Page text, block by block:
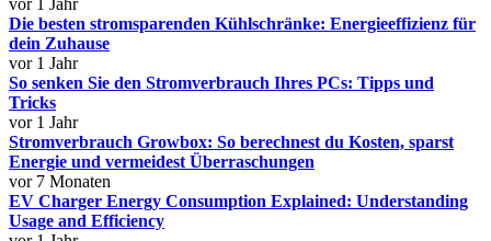
vor 1 Jahr
Die besten stromsparenden Kühlschränke: Energieeffizienz für
dein Zuhause
vor 1 Jahr
So senken Sie den Stromverbrauch Ihres PCs: Tipps und
Tricks
vor 1 Jahr
Stromverbrauch Growbox: So berechnest du Kosten, sparst
Energie und vermeidest Überraschungen
vor 7 Monaten
EV Charger Energy Consumption Explained: Understanding
Usage and Efficiency